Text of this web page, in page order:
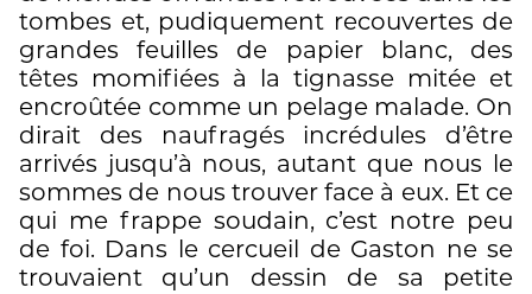
tombes et, pudiquement recouvertes de
grandes feuilles de papier blanc, des
têtes momifiées à la tignasse mitée et
encroûtée comme un pelage malade. On
dirait des naufragés incrédules d’être
arrivés jusqu’à nous, autant que nous le
sommes de nous trouver face à eux. Et ce
qui me frappe soudain, c’est notre peu
de foi. Dans le cercueil de Gaston ne se
trouvaient qu’un dessin de sa petite